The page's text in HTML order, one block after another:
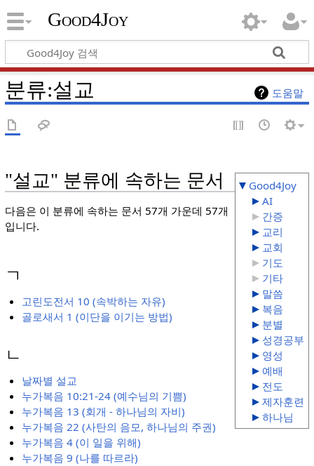
Good4Joy
도움말
분류:설교
Good4Joy
AI
간증
교리
교회
기도
기타
말씀
복음
분별
성경공부
영성
예배
전도
제자훈련
하나님
"설교" 분류에 속하는 문서
다음은 이 분류에 속하는 문서 57개 가운데 57개
입니다.
ㄱ
고린도전서 10 (속박하는 자유)
골로새서 1 (이단을 이기는 방법)
ㄴ
날짜별 설교
누가복음 10:21-24 (예수님의 기쁨)
누가복음 13 (회개 - 하나님의 자비)
누가복음 22 (사탄의 음모, 하나님의 주권)
누가복음 4 (이 일을 위해)
누가복음 9 (나를 따르라)